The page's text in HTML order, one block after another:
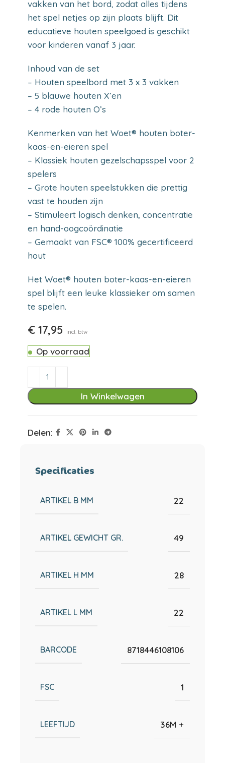
vakken van het bord, zodat alles tijdens
het spel netjes op zijn plaats blijft. Dit
educatieve houten speelgoed is geschikt
voor kinderen vanaf 3 jaar.
Inhoud van de set
– Houten speelbord met 3 x 3 vakken
– 5 blauwe houten X’en
– 4 rode houten O’s
Kenmerken van het Woet® houten boter-
kaas-en-eieren spel
– Klassiek houten gezelschapsspel voor 2
spelers
– Grote houten speelstukken die prettig
vast te houden zijn
– Stimuleert logisch denken, concentratie
en hand-oogcoördinatie
– Gemaakt van FSC® 100% gecertificeerd
hout
Het Woet® houten boter-kaas-en-eieren
spel blijft een leuke klassieker om samen
te spelen.
€17,95 incl. btw
Op voorraad
In Winkelwagen
Delen:
Specificaties
ARTIKEL B MM 22
ARTIKEL GEWICHT GR. 49
ARTIKEL H MM 28
ARTIKEL L MM 22
BARCODE 8718446108106
FSC 1
LEEFTIJD 36M +